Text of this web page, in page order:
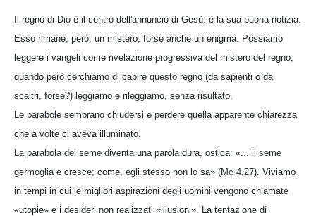
Il regno di Dio è il centro dell'annuncio di Gesù: è la sua buona notizia.
Esso rimane, però, un mistero, forse anche un enigma. Possiamo
leggere i vangeli come rivelazione progressiva del mistero del regno;
quando però cerchiamo di capire questo regno (da sapienti o da
scaltri, forse?) leggiamo e rileggiamo, senza risultato.
Le parabole sembrano chiudersi e perdere quella apparente chiarezza
che a volte ci aveva illuminato.
La parabola del seme diventa una parola dura, ostica: «... il seme
germoglia e cresce; come, egli stesso non lo sa» (Mc 4,27). Viviamo
in tempi in cui le migliori aspirazioni degli uomini vengono chiamate
«utopie» e i desideri non realizzati «illusioni». La tentazione di